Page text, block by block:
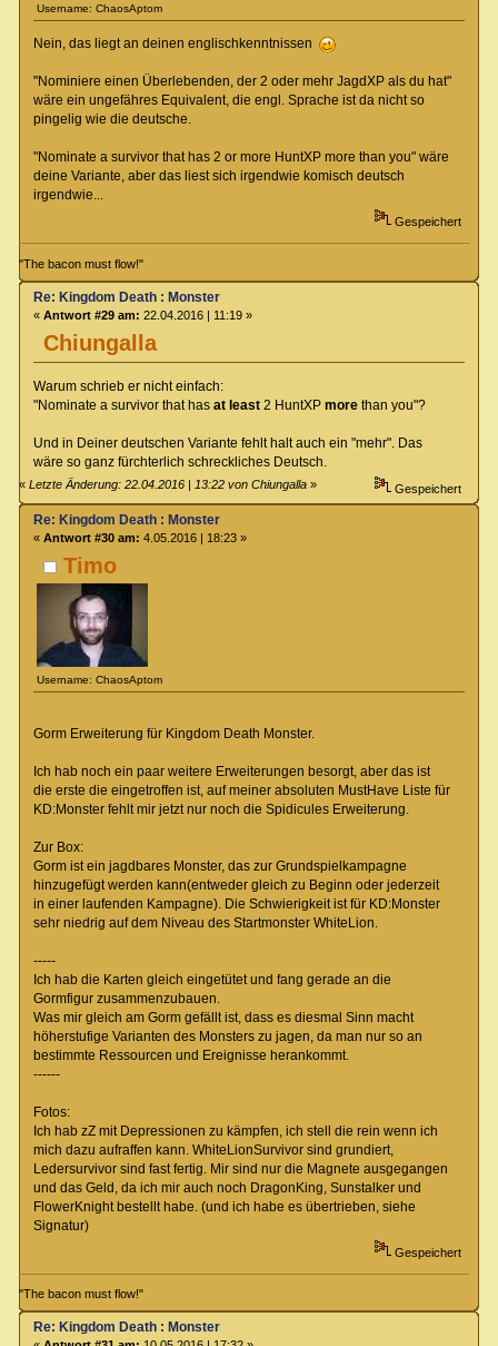
Username: ChaosAptom
Nein, das liegt an deinen englischkenntnissen
"Nominiere einen Überlebenden, der 2 oder mehr JagdXP als du hat"
wäre ein ungefähres Equivalent, die engl. Sprache ist da nicht so
pingelig wie die deutsche.
"Nominate a survivor that has 2 or more HuntXP more than you" wäre
deine Variante, aber das liest sich irgendwie komisch deutsch
irgendwie...
Gespeichert
"The bacon must flow!"
Chiungalla
Re: Kingdom Death : Monster
« Antwort #29 am: 22.04.2016 | 11:19 »
Warum schrieb er nicht einfach:
"Nominate a survivor that has at least2 HuntXP morethan you"?
Und in Deiner deutschen Variante fehlt halt auch ein "mehr". Das
wäre so ganz fürchterlich schreckliches Deutsch.
«Letzte Änderung: 22.04.2016 | 13:22 von Chiungalla » Gespeichert
Timo
Username: ChaosAptom
Re: Kingdom Death : Monster
« Antwort #30 am: 4.05.2016 | 18:23 »
Gorm Erweiterung für Kingdom Death Monster.
Ich hab noch ein paar weitere Erweiterungen besorgt, aber das ist
die erste die eingetroffen ist, auf meiner absoluten MustHave Liste für
KD:Monster fehlt mir jetzt nur noch die Spidicules Erweiterung.
Zur Box:
Gorm ist ein jagdbares Monster, das zur Grundspielkampagne
hinzugefügt werden kann(entweder gleich zu Beginn oder jederzeit
in einer laufenden Kampagne). Die Schwierigkeit ist für KD:Monster
sehr niedrig auf dem Niveau des Startmonster WhiteLion.
-----
Ich hab die Karten gleich eingetütet und fang gerade an die
Gormfigur zusammenzubauen.
Was mir gleich am Gorm gefällt ist, dass es diesmal Sinn macht
höherstufige Varianten des Monsters zu jagen, da man nur so an
bestimmte Ressourcen und Ereignisse herankommt.
------
Fotos:
Ich hab zZ mit Depressionen zu kämpfen, ich stell die rein wenn ich
mich dazu aufraffen kann. WhiteLionSurvivor sind grundiert,
Ledersurvivor sind fast fertig. Mir sind nur die Magnete ausgegangen
und das Geld, da ich mir auch noch DragonKing, Sunstalker und
FlowerKnight bestellt habe. (und ich habe es übertrieben, siehe
Signatur)
Gespeichert
"The bacon must flow!"
Re: Kingdom Death : Monster